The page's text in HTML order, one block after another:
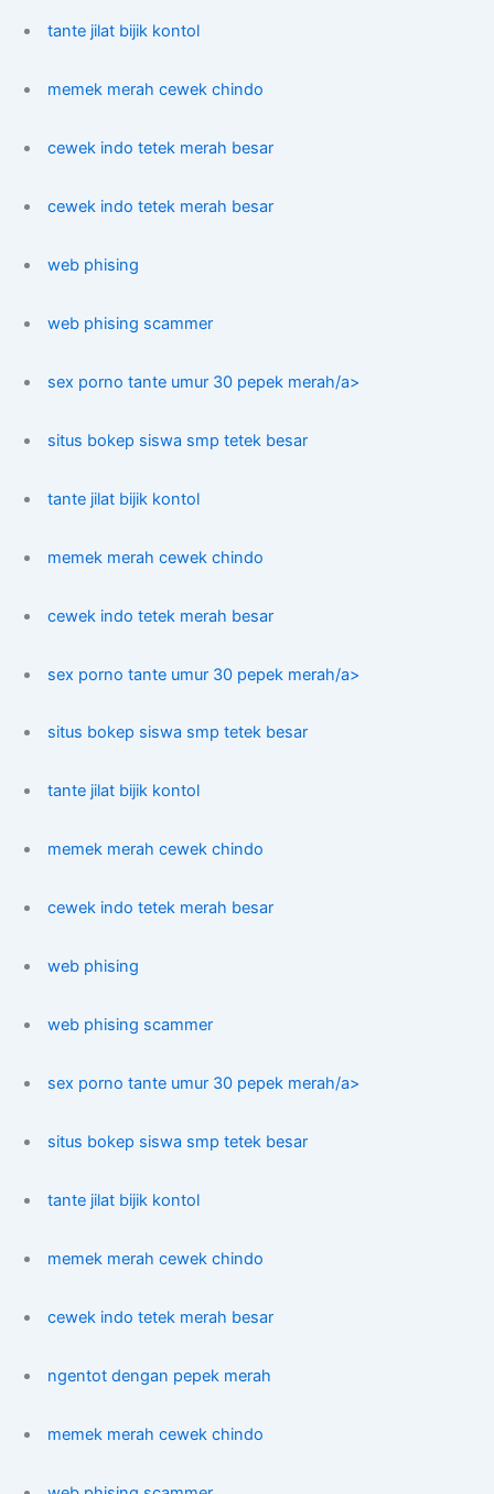
tante jilat bijik kontol
memek merah cewek chindo
cewek indo tetek merah besar
cewek indo tetek merah besar
web phising
web phising scammer
sex porno tante umur 30 pepek merah/a>
situs bokep siswa smp tetek besar
tante jilat bijik kontol
memek merah cewek chindo
cewek indo tetek merah besar
sex porno tante umur 30 pepek merah/a>
situs bokep siswa smp tetek besar
tante jilat bijik kontol
memek merah cewek chindo
cewek indo tetek merah besar
web phising
web phising scammer
sex porno tante umur 30 pepek merah/a>
situs bokep siswa smp tetek besar
tante jilat bijik kontol
memek merah cewek chindo
cewek indo tetek merah besar
ngentot dengan pepek merah
memek merah cewek chindo